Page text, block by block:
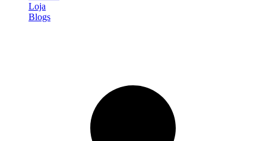
Loja
Blogs